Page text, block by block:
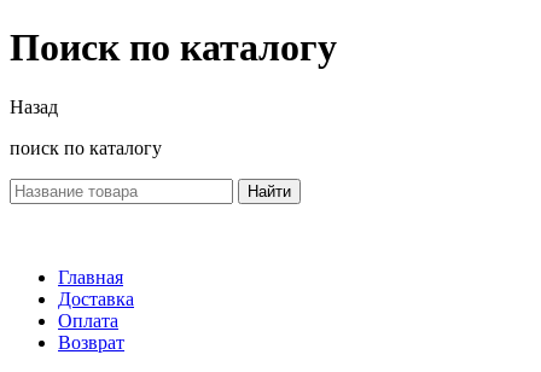
Поиск по каталогу
Назад
поиск по каталогу
Найти
Главная
Доставка
Оплата
Возврат